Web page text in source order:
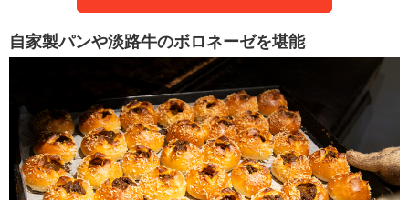
自家製パンや淡路牛のボロネーゼを堪能